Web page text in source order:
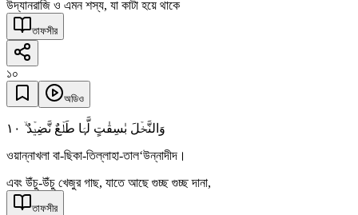
উদ্যানরাজি ও এমন শস্য, যা কাটা হয়ে থাকে
তাফসীর
১০
অডিও
وَالنَّخۡلَ بٰسِقٰتٍ لَّہَا طَلۡعٌ نَّضِیۡدٌ ۙ ١۰
ওয়ান্নাখলা বা-ছিকা-তিল্লাহা-তাল‘উন্নাদীদ।
এবং উঁচু-উঁচু খেজুর গাছ, যাতে আছে গুচ্ছ গুচ্ছ দানা,
তাফসীর